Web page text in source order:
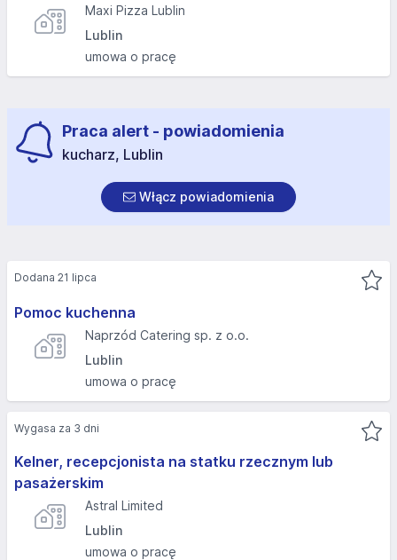
Maxi Pizza Lublin
Lublin
umowa o pracę
Praca alert - powiadomienia
kucharz, Lublin
Włącz powiadomienia
Pomoc kuchenna
Naprzód Catering sp. z o.o.
Lublin
umowa o pracę
Dodana 21 lipca
Kelner, recepcjonista na statku rzecznym lub
pasażerskim
Astral Limited
Lublin
umowa o pracę
Wygasa za 3 dni